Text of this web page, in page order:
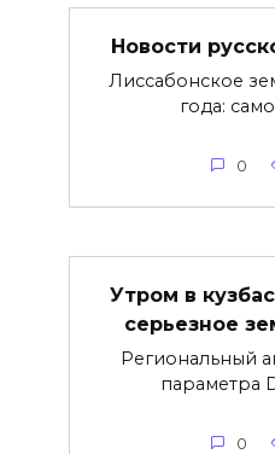
Новости
Лиссабонское
года:
0
Утром в
серьезное
Региональный
параметра
0